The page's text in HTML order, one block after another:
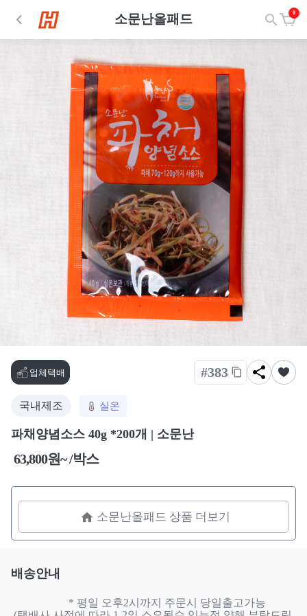
소문난올패드 0
업체택배 #383
국내제조 실온
파채양념소스 40g *200개 | 소문난
63,800원~ /박스
소문난올패드 상품 더보기
배송안내